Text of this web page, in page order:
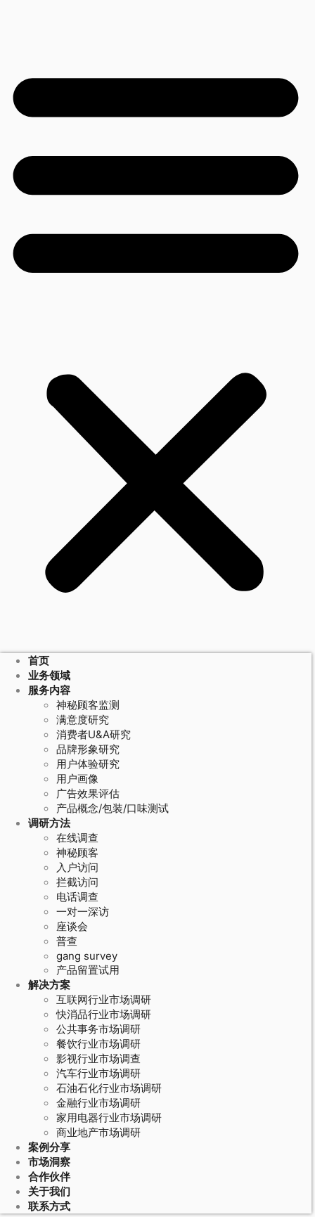
首页
业务领域
服务内容
神秘顾客监测
满意度研究
消费者U&A研究
品牌形象研究
用户体验研究
用户画像
广告效果评估
产品概念/包装/口味测试
调研方法
在线调查
神秘顾客
入户访问
拦截访问
电话调查
一对一深访
座谈会
普查
gang survey
产品留置试用
解决方案
互联网行业市场调研
快消品行业市场调研
公共事务市场调研
餐饮行业市场调研
影视行业市场调查
汽车行业市场调研
石油石化行业市场调研
金融行业市场调研
家用电器行业市场调研
商业地产市场调研
案例分享
市场洞察
合作伙伴
关于我们
联系方式
June 4, 2026
城市居民消费调研的购买力平价分
析：不同城市消费水平横向比较的标
中国城市间经济发展水平的显著差异使得跨城市